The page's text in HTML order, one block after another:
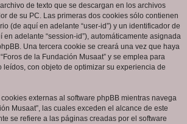
de texto que se descargan en los archivos
de su PC. Las primeras dos cookies sólo contienen
(de aquí en adelante “user-id”) y un identificador de
adelante “session-id”), automáticamente asignada
Una tercera cookie se creará una vez que haya
de la Fundación Musaat” y se emplea para
leídos, con objeto de optimizar su experiencia de
externas al software phpBB mientras navega
Musaat”, las cuales exceden el alcance de este
se refiere a las páginas creadas por el software